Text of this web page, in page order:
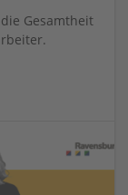
Gesamtheit